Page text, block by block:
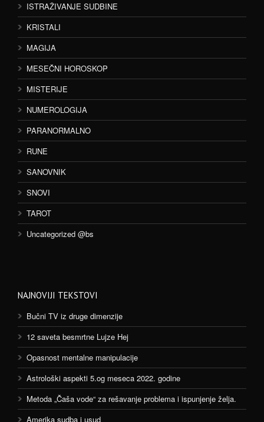
ISTRAŽIVANJE SUDBINE
KRISTALI
MAGIJA
MESEČNI HOROSKOP
MISTERIJE
NUMEROLOGIJA
PARANORMALNO
RUNE
SANOVNIK
SNOVI
TAROT
Uncategorized @bs
NAJNOVIJI TEKSTOVI
Bučni TV iz druge dimenzije
12 saveta besmrtne Lujze Hej
Opasnost mentalne manipulacije
Astrološki aspekti 5.og meseca 2022. godine
Metoda „Čaša vode“ za rešavanje problema i ispunjenje želja.
Amerika sudba i usud